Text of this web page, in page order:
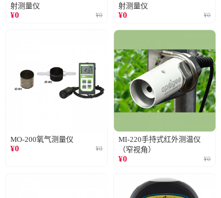
射测量仪
¥0 ¥0
射测量仪
¥0 ¥0
MO-200氧气测量仪
¥0 ¥0
MI-220手持式红外测温仪
（窄视角）
¥0 ¥0